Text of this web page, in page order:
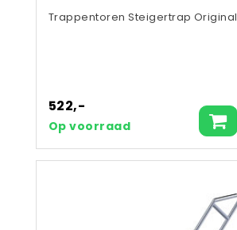
Trappentoren Steigertrap Original
522,-
Op voorraad